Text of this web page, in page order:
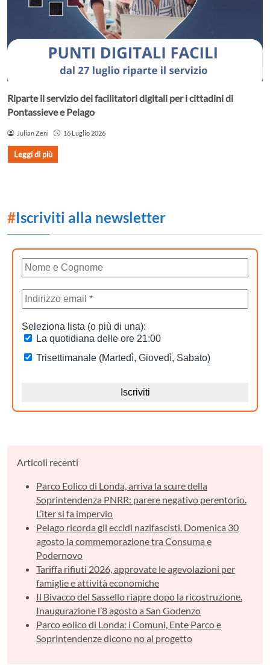
Riparte il servizio dei facilitatori digitali per i cittadini di
Pontassieve e Pelago
Julian Zeni 16 Luglio 2026
Leggi di più
#Iscriviti alla newsletter
Articoli recenti
Parco Eolico di Londa, arriva la scure della
Soprintendenza PNRR: parere negativo perentorio.
L’iter si fa impervio
Pelago ricorda gli eccidi nazifascisti. Domenica 30
agosto la commemorazione tra Consuma e
Podernovo
Tariffa rifiuti 2026, approvate le agevolazioni per
famiglie e attività economiche
Il Bivacco del Sassello riapre dopo la ricostruzione.
Inaugurazione l’8 agosto a San Godenzo
Parco eolico di Londa: i Comuni, Ente Parco e
Soprintendenze dicono no al progetto